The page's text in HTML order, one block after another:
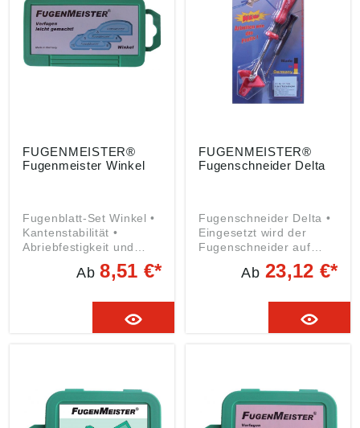
FUGENMEISTER®
Fugenmeister Winkel
Fugenblatt-Set Winkel •
Kantenstabilität •
Abriebfestigkeit und
hohe Flexibilität • Für
dauerelastisches
Kunststoffbox. Inhalt:
Winkelschablonen: 90°
Winkel, 45° Winkel mit
Eckschablone: R3 (3
mm).
Ab8,51 €*
FUGENMEISTER®
Fugenschneider Delta
Fugenschneider Delta •
Eingesetzt wird der
Fugenschneider auf
harten Untergründen
wie Keramik, Marmor,
Zum gründlichen
Entfernen von flexiblen
Dichtstoffmassen, wie
und Dehnfugen Hinweis:
Nicht verwendbar für
andere Materialien wie
Ab23,12 €*